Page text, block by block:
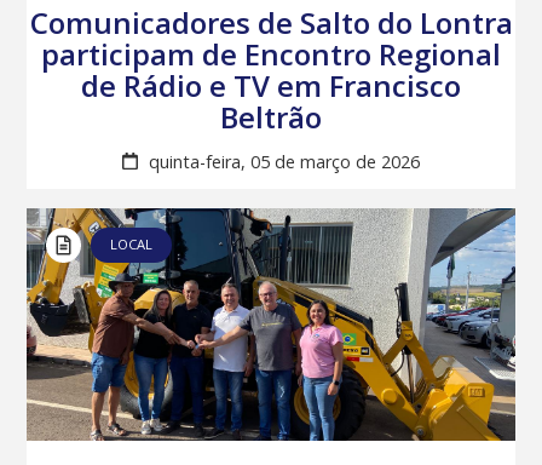
Comunicadores de Salto do Lontra
participam de Encontro Regional
de Rádio e TV em Francisco
Beltrão
quinta-feira, 05 de março de 2026
LOCAL